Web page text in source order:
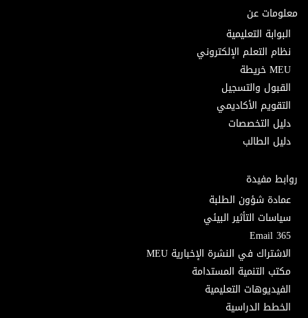
معلومات عن
البوابة التعليمية
نظام التعلم الإلكتروني
MEU خريطة
القبول والتسجيل
التقويم الأكاديمي
دليل التخصصات
دليل الطالب
روابط مفيدة
عمادة شؤون الطلبة
سياسات التأثير البيئي
Email 365
الاشتراك في النشرة الإخبارية MEU
مكتب التنمية المستدامة
الفيديوهات التعليمية
الخطط الدراسية